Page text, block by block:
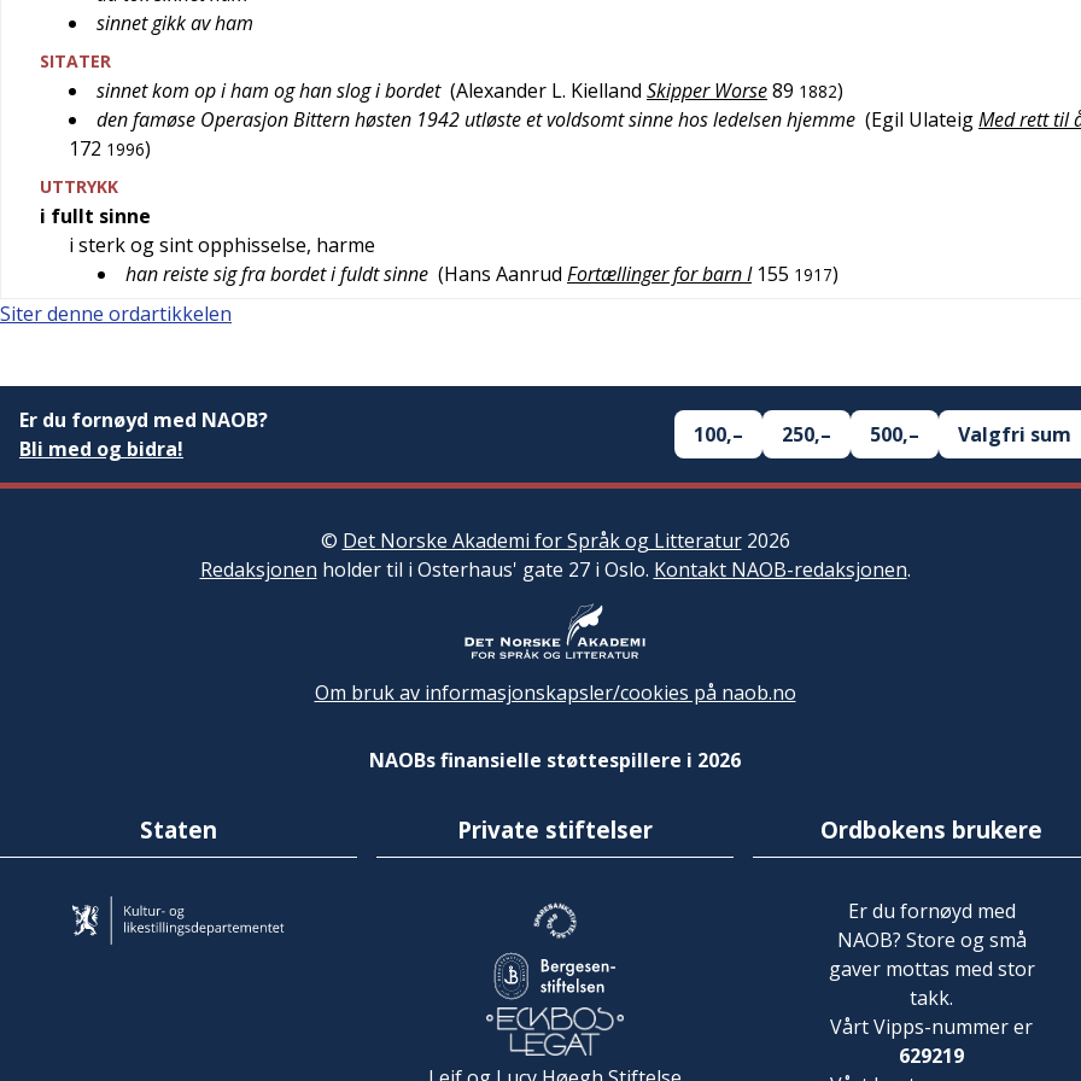
sinnet gikk av ham
SITATER
sinnet kom op i ham og han slog i bordet (Alexander L. Kielland Skipper Worse89 1882)
den famøse Operasjon Bittern høsten 1942 utløste et voldsomt sinne hos ledelsen hjemme (Egil UlateigMed rett til
172 1996)
UTTRYKK
i fullt sinne
i sterk og sint opphisselse, harme
han reiste sig fra bordet i fuldt sinne (Hans Aanrud Fortællinger for barn I 155 1917)
Siter denne ordartikkelen
Er du fornøyd med NAOB?
Bli med og bidra!
100,– 250,– 500,– Valgfri sum
© Det Norske Akademi for Språk og Litteratur2026
Redaksjonen holder til i Osterhaus' gate 27 i Oslo. Kontakt NAOB-redaksjonen.
Om bruk av informasjonskapsler/cookies på naob.no
NAOBs finansielle støttespillere i 2026
Staten Private stiftelser Ordbokens brukere
Er du fornøyd med
NAOB? Store og små
gaver mottas med stor
takk.
Vårt Vipps-nummer er
629219